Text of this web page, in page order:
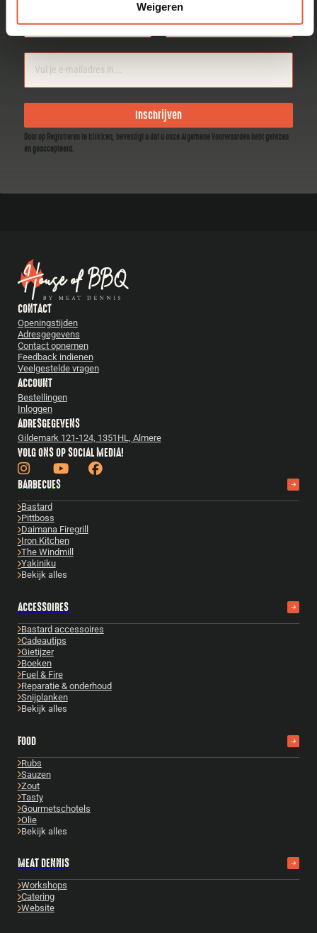
Weigeren
Inschrijven
Door op Registreren te klikken, bevestigt u dat u onze Algemene Voorwaarden hebt gelezen
en geaccepteerd.
CONTACT
Openingstijden
Adresgegevens
Contact opnemen
Feedback indienen
Veelgestelde vragen
ACCOUNT
Bestellingen
Inloggen
ADRESGEGEVENS
Gildemark 121-124, 1351HL, Almere
VOLG ONS OP SOCIAL MEDIA!
BARBECUES
Bastard
Pittboss
Daimana Firegrill
Iron Kitchen
The Windmill
Yakiniku
Bekijk alles
ACCESSOIRES
Bastard accessoires
Cadeautips
Gietijzer
Boeken
Fuel & Fire
Reparatie & onderhoud
Snijplanken
Bekijk alles
FOOD
Rubs
Sauzen
Zout
Tasty
Gourmetschotels
Olie
Bekijk alles
MEAT DENNIS
Workshops
Catering
Website